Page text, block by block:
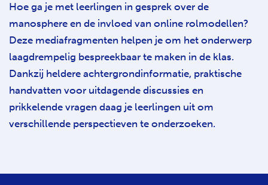
Hoe ga je met leerlingen in gesprek over de
manosphere en de invloed van online rolmodellen?
Deze mediafragmenten helpen je om het onderwerp
laagdrempelig bespreekbaar te maken in de klas.
Dankzij heldere achtergrondinformatie, praktische
handvatten voor uitdagende discussies en
prikkelende vragen daag je leerlingen uit om
verschillende perspectieven te onderzoeken.